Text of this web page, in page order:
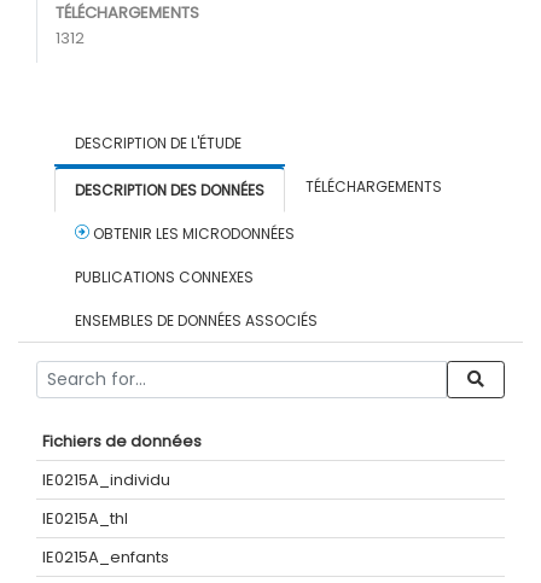
TÉLÉCHARGEMENTS
1312
DESCRIPTION DE L'ÉTUDE
DESCRIPTION DES DONNÉES TÉLÉCHARGEMENTS
OBTENIR LES MICRODONNÉES
PUBLICATIONS CONNEXES
ENSEMBLES DE DONNÉES ASSOCIÉS
Fichiers de données
IE0215A_individu
IE0215A_thl
IE0215A_enfants